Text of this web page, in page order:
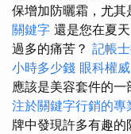
保增加防曬霜，尤其
關鍵字 還是您在夏
過多的痛苦？ 記帳
小時多少錢 眼科權威
應該是美容套件的一
注於關鍵字行銷的專
牌中發現許多有趣